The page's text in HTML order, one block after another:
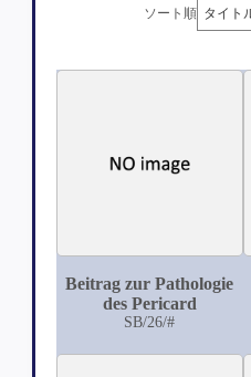
ソート順
Beitrag zur Pathologie
des Pericard
SB/26/#